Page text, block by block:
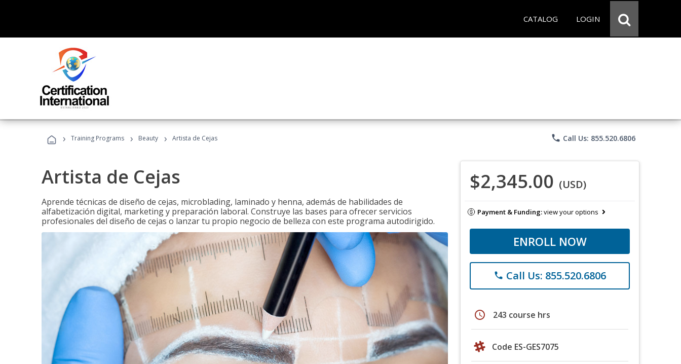
CATALOG LOGIN
› Training Programs › Beauty › Artista de Cejas phone Call Us: 855.520.6806
Artista de Cejas
Aprende técnicas de diseño de cejas, microblading, laminado y henna, además de habilidades de
alfabetización digital, marketing y preparación laboral. Construye las bases para ofrecer servicios
profesionales del diseño de cejas o lanzar tu propio negocio de belleza con este programa autodirigido.
$2,345.00 (USD)
Payment & Funding:view your options
ENROLL NOW
phone Call Us: 855.520.6806
schedule 243 course hrs
Code ES-GES7075